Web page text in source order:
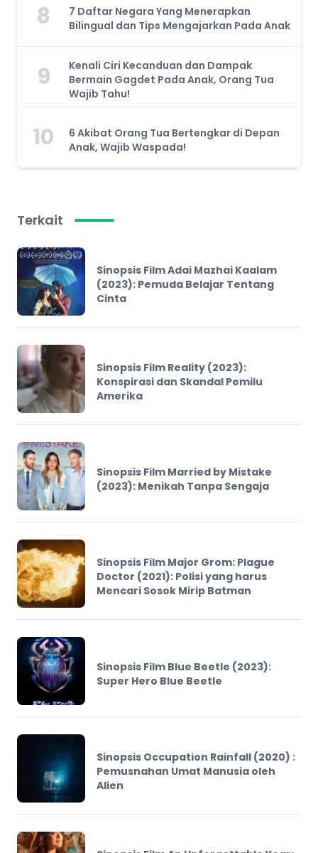
8
7 Daftar Negara Yang Menerapkan
Bilingual dan Tips Mengajarkan Pada Anak
9
Kenali Ciri Kecanduan dan Dampak
Bermain Gagdet Pada Anak, Orang Tua
Wajib Tahu!
10
6 Akibat Orang Tua Bertengkar di Depan
Anak, Wajib Waspada!
Terkait
Sinopsis Film Adai Mazhai Kaalam
(2023): Pemuda Belajar Tentang
Cinta
Sinopsis Film Reality (2023):
Konspirasi dan Skandal Pemilu
Amerika
Sinopsis Film Married by Mistake
(2023): Menikah Tanpa Sengaja
Sinopsis Film Major Grom: Plague
Doctor (2021): Polisi yang harus
Mencari Sosok Mirip Batman
Sinopsis Film Blue Beetle (2023):
Super Hero Blue Beetle
Sinopsis Occupation Rainfall (2020) :
Pemusnahan Umat Manusia oleh
Alien